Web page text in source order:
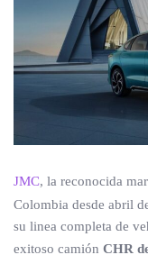
JMC, la reconocida
Colombia desde abril
su linea completa de
exitoso camión CHR